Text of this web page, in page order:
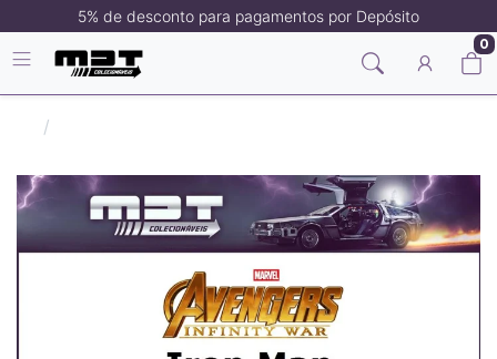
5% de desconto para pagamentos por Depósito
0